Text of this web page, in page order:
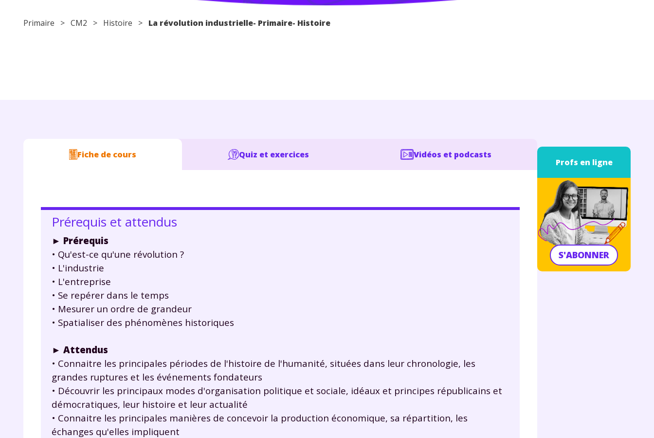
Primaire > CM2 > Histoire > La révolution industrielle- Primaire- Histoire
Fiche de cours Quiz et exercices Vidéos et podcasts
Prérequis et attendus
► Prérequis
• Qu'est-ce qu'une révolution ?
• L'industrie
• L'entreprise
• Se repérer dans le temps
• Mesurer un ordre de grandeur
• Spatialiser des phénomènes historiques
► Attendus
• Connaitre les principales périodes de l'histoire de l'humanité, situées dans leur chronologie, les
grandes ruptures et les événements fondateurs
• Découvrir les principaux modes d'organisation politique et sociale, idéaux et principes républicains et
démocratiques, leur histoire et leur actualité
• Connaitre les principales manières de concevoir la production économique, sa répartition, les
échanges qu'elles impliquent
Profs en ligne
S'ABONNER